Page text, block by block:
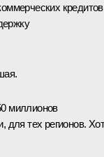
миллионов
для тех регионов.